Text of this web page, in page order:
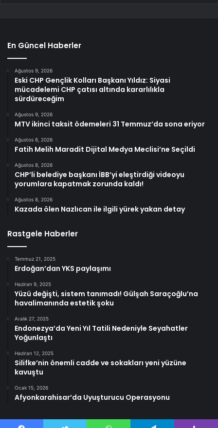
En Güncel Haberler
Ağustos 9, 2026
Eski CHP Gençlik Kolları Başkanı Yıldız: Siyasi
mücadelemi CHP çatısı altında kararlılıkla
sürdüreceğim
Ağustos 9, 2026
MTV ikinci taksit ödemeleri 31 Temmuz’da sona eriyor
Ağustos 8, 2026
Fatih Melih Maradit Dijital Medya Meclisi’ne Seçildi
Ağustos 8, 2026
CHP’li belediye başkanı İBB’yi eleştirdiği videoyu
yorumlara kapatmak zorunda kaldı!
Ağustos 8, 2026
Kazada ölen Nazlıcan ile ilgili yürek yakan detay
Rastgele Haberler
Temmuz 21, 2025
Erdoğan’dan YKS paylaşımı
Haziran 9, 2025
Yüzü değişti, sistem tanımadı! Gülşah Saraçoğlu’na
havalimanında estetik şoku
Aralık 27, 2025
Endonezya’da Yeni Yıl Tatili Nedeniyle Seyahatler
Yoğunlaştı
Haziran 12, 2025
Silifke’nin önemli cadde ve sokakları yeni yüzüne
kavuştu
Ocak 15, 2026
Afyonkarahisar’da Uyuşturucu Operasyonu